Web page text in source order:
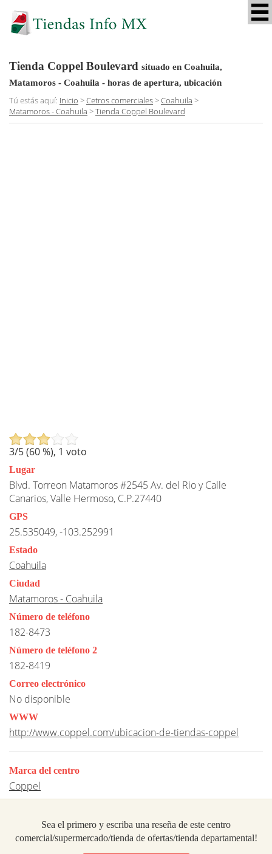
Tienda Coppel Boulevard situado en Coahuila,
Matamoros - Coahuila - horas de apertura, ubicación
Tú estás aquí: Inicio >Cetros comerciales>Coahuila >
Matamoros - Coahuila >Tienda Coppel Boulevard
3/5 (60%), 1 voto
Lugar
Blvd. Torreon Matamoros #2545 Av. del Rio y Calle
Canarios, Valle Hermoso, C.P.27440
GPS
25.535049, -103.252991
Estado
Coahuila
Ciudad
Matamoros - Coahuila
Número de teléfono
182-8473
Número de teléfono 2
182-8419
Correo electrónico
No disponible
WWW
http://www.coppel.com/ubicacion-de-tiendas-coppel
Marca del centro
Coppel
Sea el primero y escriba una reseña de este centro
comercial/supermercado/tienda de ofertas/tienda departamental!